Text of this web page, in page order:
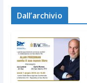
Dall’archivio